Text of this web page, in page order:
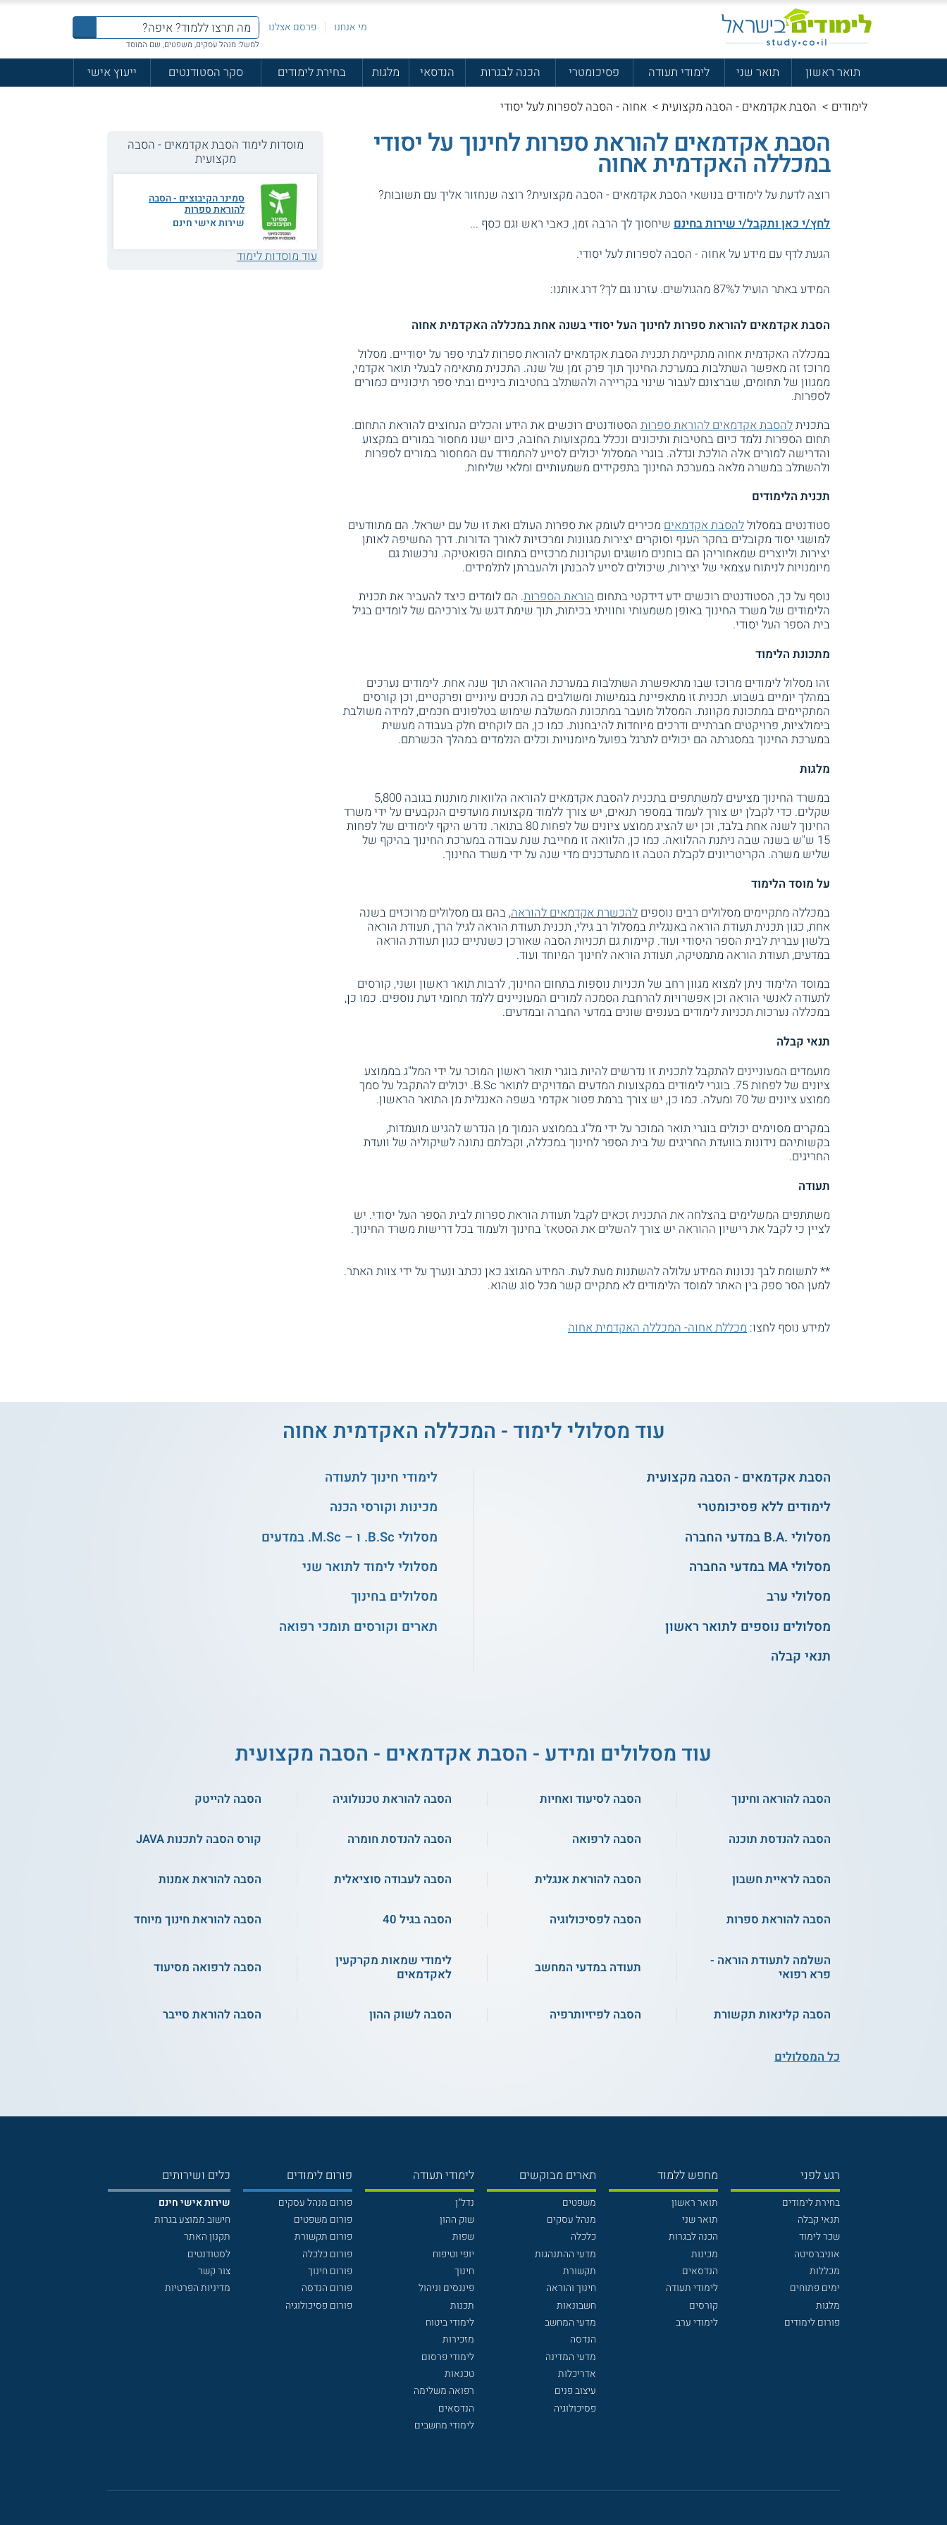
מי אנחנו פרסם אצלנו
למשל: מנהל עסקים, משפטים, שם המוסד
תואר ראשון תואר שני לימודי תעודה פסיכומטרי הכנה לבגרות הנדסאי מלגות בחירת לימודים סקר הסטודנטים
ייעוץ אישי
לימודים > הסבת אקדמאים - הסבה מקצועית > אחוה - הסבה לספרות לעל יסודי
הסבת אקדמאים להוראת ספרות לחינוך על יסודי
במכללה האקדמית אחוה
רוצה לדעת על לימודים בנושאי הסבת אקדמאים - הסבה מקצועית? רוצה שנחזור אליך עם תשובות?
לחץ/י כאן ותקבל/י שירות בחינם שיחסוך לך הרבה זמן, כאבי ראש וגם כסף ...
הגעת לדף עם מידע על אחוה - הסבה לספרות לעל יסודי.
המידע באתר הועיל ל87% מהגולשים.
עזרנו גם לך? דרג אותנו:
הסבת אקדמאים להוראת ספרות לחינוך העל יסודי בשנה אחת במכללה האקדמית אחוה
במכללה האקדמית אחוה מתקיימת תכנית הסבת אקדמאים להוראת ספרות לבתי ספר על יסודיים. מסלול
מרוכז זה מאפשר השתלבות במערכת החינוך תוך פרק זמן של שנה. התכנית מתאימה לבעלי תואר אקדמי,
ממגוון של תחומים, שברצונם לעבור שינוי בקריירה ולהשתלב בחטיבות ביניים ובתי ספר תיכוניים כמורים
לספרות.
בתכניתלהסבת אקדמאים להוראת ספרות הסטודנטים רוכשים את הידע והכלים הנחוצים להוראת התחום.
תחום הספרות נלמד כיום בחטיבות ותיכונים ונכלל במקצועות החובה, כיום ישנו מחסור במורים במקצוע
והדרישה למורים אלה הולכת וגדלה. בוגרי המסלול יכולים לסייע להתמודד עם המחסור במורים לספרות
ולהשתלב במשרה מלאה במערכת החינוך בתפקידים משמעותיים ומלאי שליחות.
תכנית הלימודים
סטודנטים במסלוללהסבת אקדמאים מכירים לעומק את ספרות העולם ואת זו של עם ישראל. הם מתוודעים
למושגי יסוד מקובלים בחקר הענף וסוקרים יצירות מגוונות ומרכזיות לאורך הדורות. דרך החשיפה לאותן
יצירות וליוצרים שמאחוריהן הם בוחנים מושגים ועקרונות מרכזיים בתחום הפואטיקה. נרכשות גם
מיומנויות לניתוח עצמאי של יצירות, שיכולים לסייע להבנתן ולהעברתן לתלמידים.
נוסף על כך, הסטודנטים רוכשים ידע דידקטי בתחום הוראת הספרות. הם לומדים כיצד להעביר את תכנית
הלימודים של משרד החינוך באופן משמעותי וחוויתי בכיתות, תוך שימת דגש על צורכיהם של לומדים בגיל
בית הספר העל יסודי.
מתכונת הלימוד
זהו מסלול לימודים מרוכז שבו מתאפשרת השתלבות במערכת ההוראה תוך שנה אחת. לימודים נערכים
במהלך יומיים בשבוע. תכנית זו מתאפיינת בגמישות ומשולבים בה תכנים עיוניים ופרקטיים, וכן קורסים
המתקיימים במתכונת מקוונת. המסלול מועבר במתכונת המשלבת שימוש בטלפונים חכמים, למידה משולבת
בימולציות, פרויקטים חברתיים ודרכים מיוחדות להיבחנות. כמו כן, הם לוקחים חלק בעבודה מעשית
במערכת החינוך במסגרתה הם יכולים לתרגל בפועל מיומנויות וכלים הנלמדים במהלך הכשרתם.
מלגות
במשרד החינוך מציעים למשתתפים בתכנית להסבת אקדמאים להוראה הלוואות מותנות בגובה 5,800
שקלים. כדי לקבלן יש צורך לעמוד במספר תנאים, יש צורך ללמוד מקצועות מועדפים הנקבעים על ידי משרד
החינוך לשנה אחת בלבד, וכן יש להציג ממוצע ציונים של לפחות 80 בתואר. נדרש היקף לימודים של לפחות
15 ש"ש בשנה שבה ניתנת ההלוואה. כמו כן, הלוואה זו מחייבת שנת עבודה במערכת החינוך בהיקף של
שליש משרה. הקריטריונים לקבלת הטבה זו מתעדכנים מדי שנה על ידי משרד החינוך.
על מוסד הלימוד
במכללה מתקיימים מסלולים רבים נוספים להכשרת אקדמאים להוראה, בהם גם מסלולים מרוכזים בשנה
אחת, כגון תכנית תעודת הוראה באנגלית במסלול רב גילי, תכנית תעודת הוראה לגיל הרך, תעודת הוראה
בלשון עברית לבית הספר היסודי ועוד. קיימות גם תכניות הסבה שאורכן כשנתיים כגון תעודת הוראה
במדעים, תעודת הוראה מתמטיקה, תעודת הוראה לחינוך המיוחד ועוד.
במוסד הלימוד ניתן למצוא מגוון רחב של תכניות נוספות בתחום החינוך, לרבות תואר ראשון ושני, קורסים
לתעודה לאנשי הוראה וכן אפשרויות להרחבת הסמכה למורים המעוניינים ללמד תחומי דעת נוספים. כמו כן,
במכללה נערכות תכניות לימודים בענפים שונים במדעי החברה ובמדעים.
תנאי קבלה
מועמדים המעוניינים להתקבל לתכנית זו נדרשים להיות בוגרי תואר ראשון המוכר על ידי המל"ג בממוצע
ציונים של לפחות 75. בוגרי לימודים במקצועות המדעים המדויקים לתואר B.Sc. יכולים להתקבל על סמך
ממוצע ציונים של 70 ומעלה. כמו כן, יש צורך ברמת פטור אקדמי בשפה האנגלית מן התואר הראשון.
במקרים מסוימים יכולים בוגרי תואר המוכר על ידי מל"ג בממוצע הנמוך מן הנדרש להגיש מועמדות,
בקשותיהם נידונות בוועדת החריגים של בית הספר לחינוך במכללה, וקבלתם נתונה לשיקוליה של וועדת
החריגים.
תעודה
משתתפים המשלימים בהצלחה את התכנית זכאים לקבל תעודת הוראת ספרות לבית הספר העל יסודי. יש
לציין כי לקבל את רישיון ההוראה יש צורך להשלים את הסטאז' בחינוך ולעמוד בכל דרישות משרד החינוך.
** לתשומת לבך נכונות המידע עלולה להשתנות מעת לעת. המידע המוצג כאן נכתב ונערך על ידי צוות האתר.
למען הסר ספק בין האתר למוסד הלימודים לא מתקיים קשר מכל סוג שהוא.
למידע נוסף לחצו: מכללת אחוה- המכללה האקדמית אחוה
מוסדות לימוד הסבת אקדמאים - הסבה
מקצועית
סמינר הקיבוצים - הסבה
להוראת ספרות
שירות אישי חינם
עוד מוסדות לימוד
עוד מסלולי לימוד - המכללה האקדמית אחוה
הסבת אקדמאים - הסבה מקצועית
לימודים ללא פסיכומטרי
מסלולי .B.A במדעי החברה
מסלולי MA במדעי החברה
מסלולי ערב
מסלולים נוספים לתואר ראשון
תנאי קבלה
לימודי חינוך לתעודה
מכינות וקורסי הכנה
מסלולי B.Sc. ו – M.Sc. במדעים
מסלולי לימוד לתואר שני
מסלולים בחינוך
תארים וקורסים תומכי רפואה
עוד מסלולים ומידע - הסבת אקדמאים - הסבה מקצועית
הסבה להוראה וחינוך הסבה לסיעוד ואחיות הסבה להוראת טכנולוגיה הסבה להייטק
הסבה להנדסת תוכנה הסבה לרפואה הסבה להנדסת חומרה קורס הסבה לתכנות JAVA
הסבה לראיית חשבון הסבה להוראת אנגלית הסבה לעבודה סוציאלית הסבה להוראת אמנות
הסבה להוראת ספרות הסבה לפסיכולוגיה הסבה בגיל 40 הסבה להוראת חינוך מיוחד
השלמה לתעודת הוראה -
פרא רפואי
תעודה במדעי המחשב
לימודי שמאות מקרקעין
לאקדמאים
הסבה לרפואה מסיעוד
הסבה קלינאות תקשורת הסבה לפיזיותרפיה הסבה לשוק ההון הסבה להוראת סייבר
כל המסלולים
רגע לפני
בחירת לימודים
תנאי קבלה
שכר לימוד
אוניברסיטה
מכללות
ימים פתוחים
מלגות
פורום לימודים
מחפש ללמוד
תואר ראשון
תואר שני
הכנה לבגרות
מכינות
הנדסאים
לימודי תעודה
קורסים
לימודי ערב
תארים מבוקשים
משפטים
מנהל עסקים
כלכלה
מדעי ההתנהגות
תקשורת
חינוך והוראה
חשבונאות
מדעי המחשב
הנדסה
מדעי המדינה
אדריכלות
עיצוב פנים
פסיכולוגיה
לימודי תעודה
נדל"ן
שוק ההון
שפות
יופי וטיפוח
חינוך
פיננסים וניהול
תכנות
לימודי ביטוח
מזכירות
לימודי פרסום
טכנאות
רפואה משלימה
הנדסאים
לימודי מחשבים
פורום לימודים
פורום מנהל עסקים
פורום משפטים
פורום תקשורת
פורום כלכלה
פורום חינוך
פורום הנדסה
פורום פסיכולוגיה
כלים ושירותים
שירות אישי חינם
חישוב ממוצע בגרות
תקנון האתר
לסטודנטים
צור קשר
מדיניות הפרטיות